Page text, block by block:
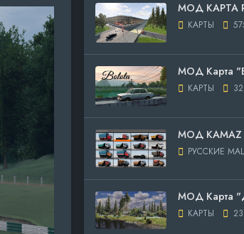
МОД КАРТА
КАРТЫ
МОД Карта
КАРТЫ
МОД KAMAZ
РУССКИЕ
МОД Карта
КАРТЫ